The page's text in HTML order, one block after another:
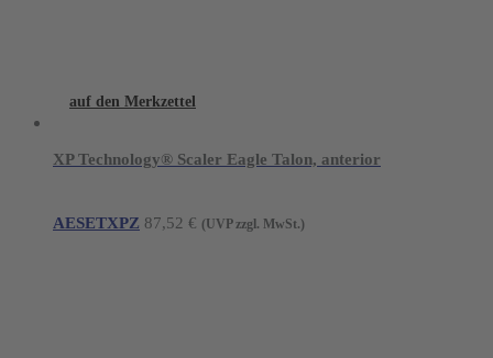
auf den Merkzettel
XP Technology® Scaler Eagle Talon, anterior
AESETXPZ 87,52 € (UVP zzgl. MwSt.)